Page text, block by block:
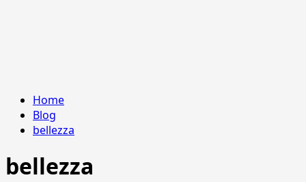
Home
Blog
bellezza
bellezza